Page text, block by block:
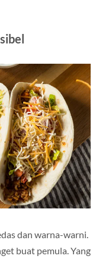
dan warna-warni.
buat pemula. Yang